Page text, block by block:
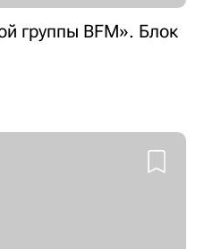
группы BFM». Блок